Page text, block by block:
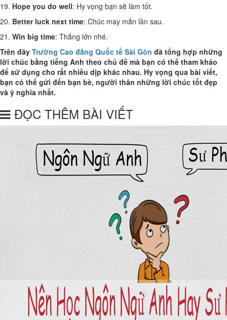
19. Hope you do well: Hy vọng bạn sẽ làm tốt.
20. Better luck next time: Chúc may mắn lần sau.
21. Win big time: Thắng lớn nhé.
Trên đây Trường Cao đẳng Quốc tế Sài Gòn đã tổng hợp những
lời chúc bằng tiếng Anh theo chủ đề mà bạn có thể tham khảo
để sử dụng cho rất nhiều dịp khác nhau. Hy vọng qua bài viết,
bạn có thể gửi đến bạn bè, người thân những lời chúc tốt đẹp
và ý nghĩa nhất.
ĐỌC THÊM BÀI VIẾT